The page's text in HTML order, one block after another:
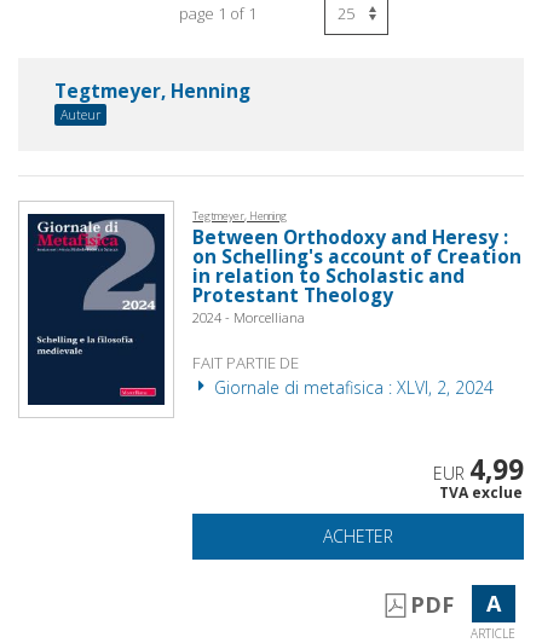
page 1 of 1
Tegtmeyer, Henning
Auteur
Tegtmeyer, Henning
Between Orthodoxy and Heresy :
on Schelling's account of Creation
in relation to Scholastic and
Protestant Theology
2024 - Morcelliana
FAIT PARTIE DE
Giornale di metafisica : XLVI, 2, 2024
EUR 4,99
TVA exclue
ACHETER
PDF A
ARTICLE